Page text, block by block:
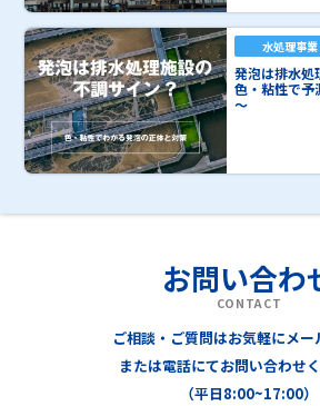
水処理事業
発泡は排水処
色・粘性で予
～
お問い合わ
CONTACT
ご相談・ご質問はお気軽にメー
または電話にてお問い合わせく
（平日8:00~17:00）